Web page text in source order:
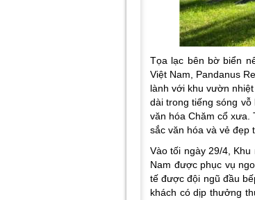
Tọa lạc bên bờ biển
Việt Nam, Pandanus
lành với khu vườn
dài trong tiếng sóng
văn hóa Chăm cổ xưa.
sắc văn hóa và vẻ đẹp
Vào tối ngày 29/4,
Nam được phục vụ
tế được đội ngũ đầu
khách có dịp thưởng